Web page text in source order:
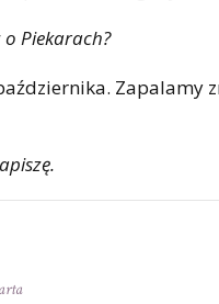
o Piekarach?
Zapalamy